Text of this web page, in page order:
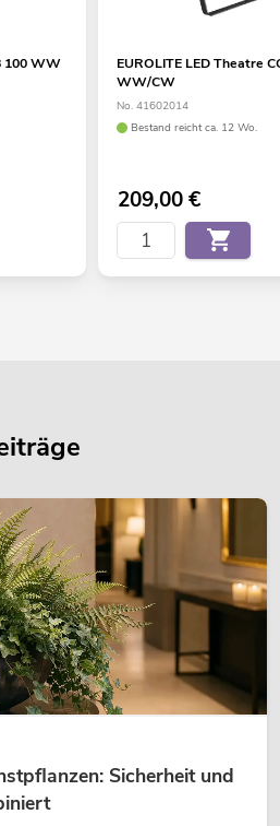
100 WW
EUROLITE LED Theatre
WW/CW
No. 41602014
Bestand reicht ca. 12 Wo.
209,00€
Sicherheit und